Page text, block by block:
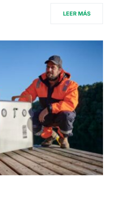
LEER MÁS